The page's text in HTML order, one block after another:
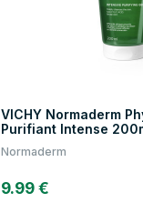
VICHY Normaderm
Purifiant Intense
Normaderm
9.99 €